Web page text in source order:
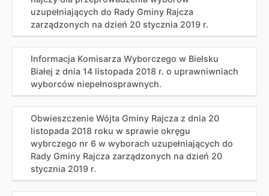
uzupełniających do Rady Gminy Rajcza
zarządzonych na dzień 20 stycznia 2019 r.
Informacja Komisarza Wyborczego w Bielsku
Białej z dnia 14 listopada 2018 r. o uprawniwniach
wyborców niepełnosprawnych.
Obwieszczenie Wójta Gminy Rajcza z dnia 20
listopada 2018 roku w sprawie okręgu
wybrczego nr 6 w wyborach uzupełniających do
Rady Gminy Rajcza zarządzonych na dzień 20
stycznia 2019 r.